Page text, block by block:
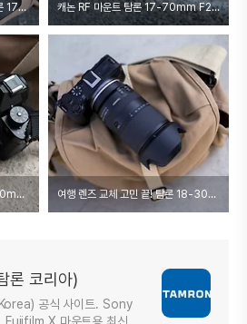
17mm가 주는 공간의 깊이, 탐론 17-70mm F/2.8 Di III-A VC RXD 캐논 RF 마운트 탐론 17-70mm F2.8 Di III-A VC RXD 렌즈 첫 인상
니콘 Zf 스냅 렌즈, 탐론 35-100mm F2.8 하나면 충분한 이유 (덕수궁 건축 스냅) 여행 렌즈 교체 고민 끝! 탐론 18-300mm
론 코리아)
공식 사이트. Sony